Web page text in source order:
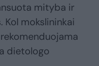
mityba ir
mokslininkai
dietologo